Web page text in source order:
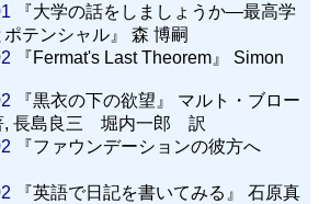
『大学の話をしましょうか—最高学
テンシャル』 森 博嗣
『Fermat's Last Theorem』 Simon
『黒衣の下の欲望』 マルト・ブロー
, 長島良三 堀内一郎 訳
『ファウンデーションの彼方へ
『英語で日記を書いてみる』 石原真